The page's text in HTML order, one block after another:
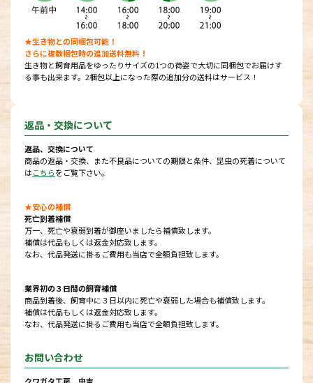
★生き物との同梱包可能！
さらに複数梱包時の追加送料無料！
生き物と飼育用品をゆったりサイズの1つの荷姿で大切に同梱包でお届けす
る事も出来ます。2梱包以上になった際の追加分の送料はサービス！
返品・交換について
返品、交換について
商品の返品・交換、また不良品についての期限と条件、昆虫の死着について
はこちらをご覧下さい。
★安心の補償
死亡到着補償
万一、死亡や衰弱到着が御座いましたら補償致します。
補償は代品もしくは返金対応致します。
なお、代品発送に掛るご費用も当店で全額負担致します。
業界初の３日間の飼育補償
商品到着後、飼育中に３日以内に死亡や衰弱した場合も補償致します。
補償は代品もしくは返金対応致します。
なお、代品発送に掛るご費用も当店で全額負担致します。
お問い合わせ